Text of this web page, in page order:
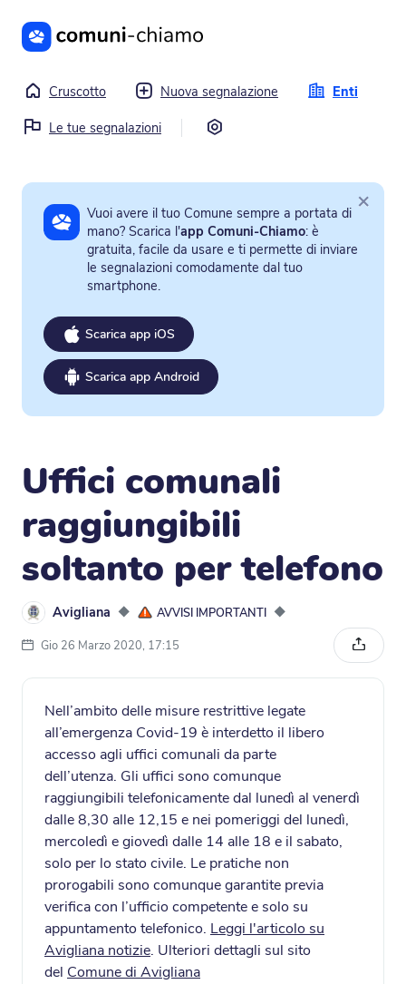
Vai al contenuto principale
Cruscotto Nuova segnalazione
Enti
Le tue segnalazioni
Vuoi avere il tuo Comune sempre a portata di
mano? Scarica l'app Comuni-Chiamo: è
gratuita, facile da usare e ti permette di inviare
le segnalazioni comodamente dal tuo
smartphone.
Scarica app iOS
Scarica app Android
×
Uffici comunali
raggiungibili
soltanto per telefono
Avigliana ◆ AVVISI IMPORTANTI ◆
Gio 26 Marzo 2020, 17:15
Nell’ambito delle misure restrittive legate
all’emergenza Covid-19 è interdetto il libero
accesso agli uffici comunali da parte
dell’utenza. Gli uffici sono comunque
raggiungibili telefonicamente dal lunedì al venerdì
dalle 8,30 alle 12,15 e nei pomeriggi del lunedì,
mercoledì e giovedì dalle 14 alle 18 e il sabato,
solo per lo stato civile. Le pratiche non
prorogabili sono comunque garantite previa
verifica con l’ufficio competente e solo su
appuntamento telefonico. Leggi l'articolo su
Avigliana notizie. Ulteriori dettagli sul sito
del Comune di Avigliana